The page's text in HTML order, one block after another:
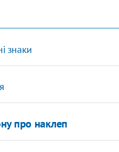
знаки
про наклеп